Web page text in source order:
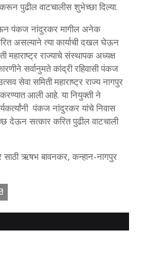
पुढील वाटचालीस शुभेच्छा दिल्या.
पंकज नांदुरकर मागील अनेक
असल्याने त्या कार्याची दखल घेऊन
महाराष्ट्र राज्याचे संस्थापक अध्यक्ष
सर्वानुमते कांद्री रहिवासी पंकज
सेवा समिती महाराष्ट्र राज्य नागपुर
करण्यात आली आहे. या नियुक्ती ने
पंकज नांदुरकर यांचे निवास
देऊन सत्कार करित पुढील वाटचाली
साठी ऋषभ बावनकर, कन्हान-नागपुर